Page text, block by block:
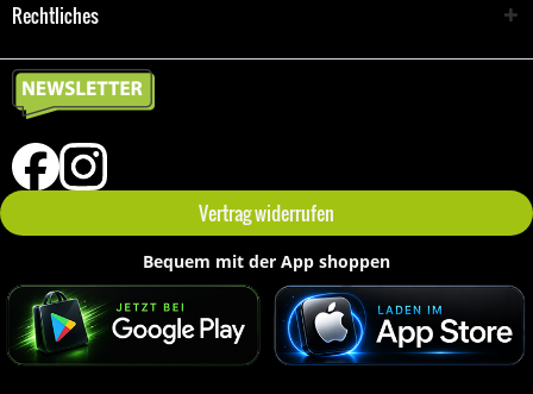
Rechtliches
Vertrag widerrufen
Bequem mit der App shoppen